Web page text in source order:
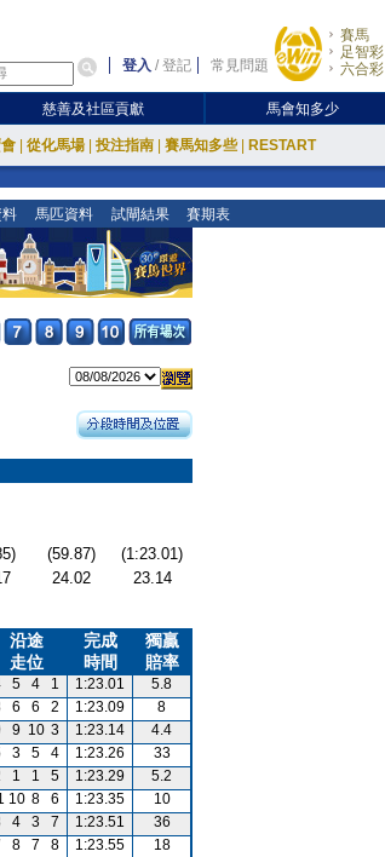
登入 /登記 常見問題
賽馬
足智彩
六合彩
慈善及社區貢獻 馬會知多少
從化馬場 投注指南 賽馬知多些 RESTART
馬匹資料 試閘結果 賽期表
(59.87)
(1:23.01)
24.02
23.14
沿途
走位
完成
時間
獨贏
賠率
5 4 1 1:23.01
5.8
6 6 2 1:23.09
8
9 10 3 1:23.14
4.4
3 5 4 1:23.26
33
1 1 5 1:23.29
5.2
10 8 6 1:23.35
10
4 3 7 1:23.51
36
8 7 8 1:23.55
18